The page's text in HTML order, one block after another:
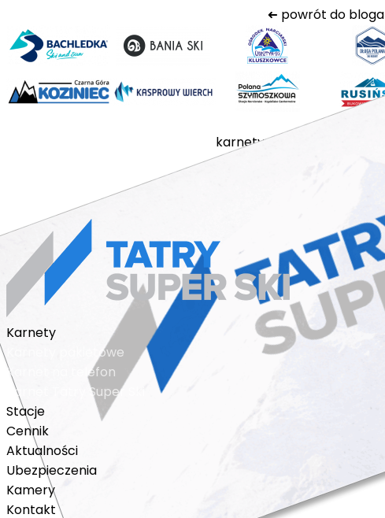
➜ powrót do bloga
karnetystacje
Karnety
Karnety pakietowe
Karnet na telefon
Karnet Tatry Super Ski
Stacje
Cennik
Aktualności
Ubezpieczenia
Kamery
Kontakt